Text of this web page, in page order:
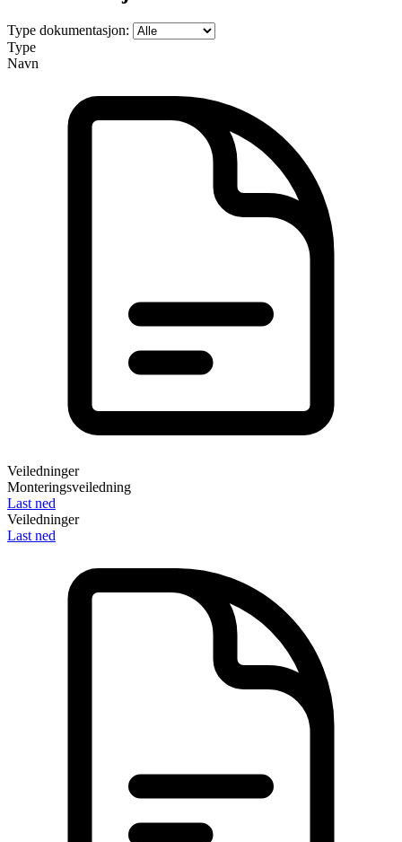
Type dokumentasjon:
Type
Navn
Veiledninger
Monteringsveiledning
Last ned
Veiledninger
Last ned